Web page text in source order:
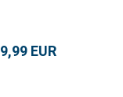
9,99 EUR